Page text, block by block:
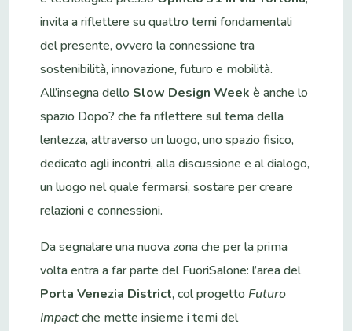
invita a riflettere su quattro temi fondamentali
del presente, ovvero la connessione tra
sostenibilità, innovazione, futuro e mobilità.
All’insegna dello Slow Design Week è anche lo
spazio Dopo? che fa riflettere sul tema della
lentezza, attraverso un luogo, uno spazio fisico,
dedicato agli incontri, alla discussione e al dialogo,
un luogo nel quale fermarsi, sostare per creare
relazioni e connessioni.
Da segnalare una nuova zona che per la prima
volta entra a far parte del FuoriSalone: l’area del
Porta Venezia District, col progetto Futuro
Impactche mette insieme i temi del